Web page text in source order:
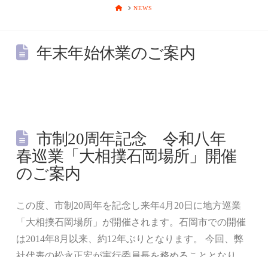
HOMENEWS
年末年始休業のご案内
市制20周年記念 令和八年
春巡業「大相撲石岡場所」開催
のご案内
この度、市制20周年を記念し来年4月20日に地方巡業
「大相撲石岡場所」が開催されます。石岡市での開催
は2014年8月以来、約12年ぶりとなります。 今回、弊